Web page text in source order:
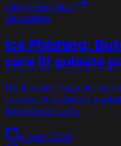
Citește Mai Mult
Securitate
Ice Phishing:
care îți golește
Nu ți-ai dat fraza de
oricum. O analiză a
terorizează DeFi.
8 mar. 2026